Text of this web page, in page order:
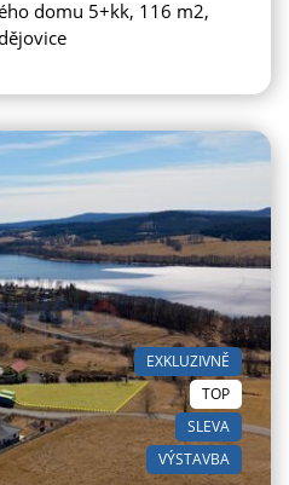
domu 5+kk, 116 m2,
EXKLUZIVNĚ
VÝSTAVBA
SLEVA
TOP